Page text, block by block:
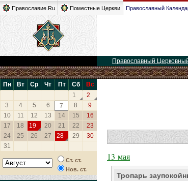
Православие.Ru Поместные Церкви Православный
Православный
Пн Вт Ср Чт Пт Сб
Вс
1
2
3
4 5 6 7 8
9
10
11 12 13 14 15
16
17
18 19 20 21 22
23
24
25 26 27 28 29
30
31
Ст. ст.
Нов. ст.
13 мая
Тропарь